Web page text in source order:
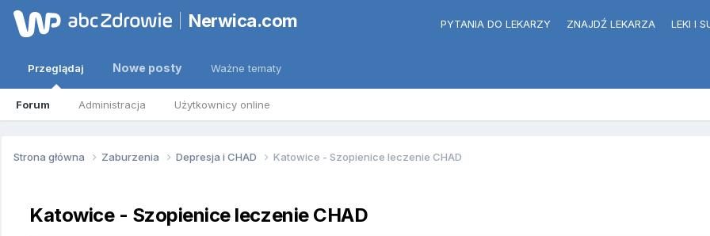
Nerwica.com PYTANIA DO LEKARZY ZNAJDŹ LEKARZA LEKI I
Przeglądaj
Forum Administracja Użytkownicy online
Nowe posty Ważne tematy
Strona główna Zaburzenia Depresja i CHAD Katowice - Szopienice leczenie CHAD
Katowice - Szopienice leczenie CHAD